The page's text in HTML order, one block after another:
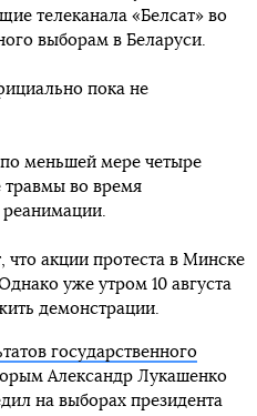
телеканала «Белсат» во
выборам в Беларуси.
пока не
меньшей мере четыре
травмы во время
реанимации.
акции протеста в Минске
уже утром 10 августа
демонстрации.
государственного
Александр Лукашенко
на выборах президента